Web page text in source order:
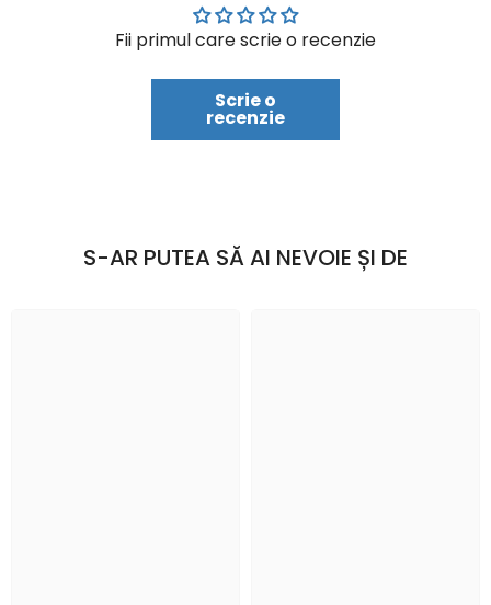
Fii primul care scrie o recenzie
Scrie o
recenzie
S-AR PUTEA SĂ AI NEVOIE ȘI DE